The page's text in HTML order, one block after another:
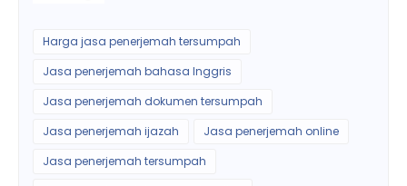
Harga jasa penerjemah tersumpah
Jasa penerjemah bahasa Inggris
Jasa penerjemah dokumen tersumpah
Jasa penerjemah ijazah
Jasa penerjemah online
Jasa penerjemah tersumpah